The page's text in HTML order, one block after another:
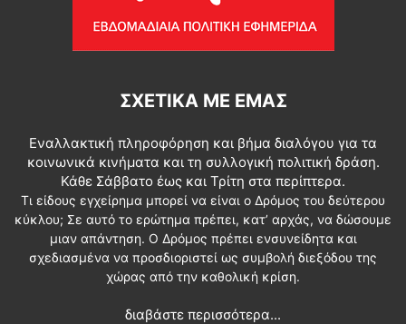
ΣΧΕΤΙΚΆ ΜΕ ΕΜΆΣ
Εναλλακτική πληροφόρηση και βήμα διαλόγου για τα
κοινωνικά κινήματα και τη συλλογική πολιτική δράση.
Κάθε Σάββατο έως και Τρίτη στα περίπτερα.
Τι είδους εγχείρημα μπορεί να είναι ο Δρόμος του δεύτερου
κύκλου; Σε αυτό το ερώτημα πρέπει, κατ’ αρχάς, να δώσουμε
μιαν απάντηση. Ο Δρόμος πρέπει ενσυνείδητα και
σχεδιασμένα να προσδιοριστεί ως συμβολή διεξόδου της
χώρας από την καθολική κρίση.
διαβάστε περισσότερα...